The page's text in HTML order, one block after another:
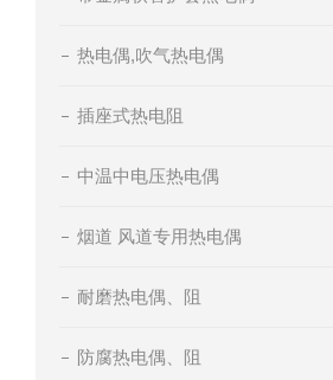
热电偶,吹气热电偶
插座式热电阻
中温中电压热电偶
烟道 风道专用热电偶
耐磨热电偶、阻
防腐热电偶、阻